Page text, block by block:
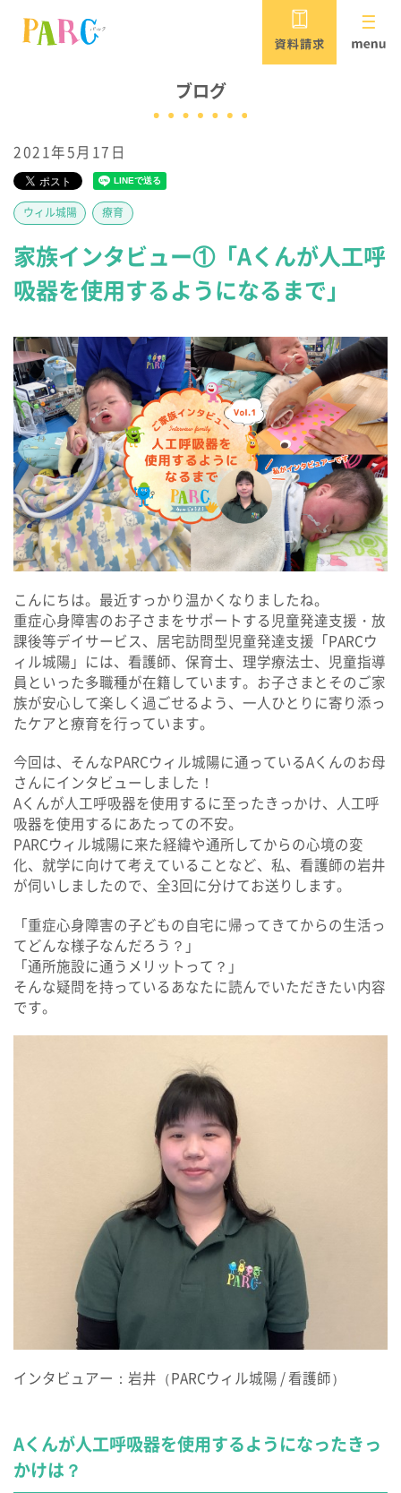
ブログ
2021年5月17日
ウィル城陽 療育
家族インタビュー①「Aくんが人工呼
吸器を使用するようになるまで」
こんにちは。最近すっかり温かくなりましたね。
重症心身障害のお子さまをサポートする児童発達支援・放
課後等デイサービス、居宅訪問型児童発達支援「PARCウ
ィル城陽」には、看護師、保育士、理学療法士、児童指導
員といった多職種が在籍しています。お子さまとそのご家
族が安心して楽しく過ごせるよう、一人ひとりに寄り添っ
たケアと療育を行っています。
今回は、そんなPARCウィル城陽に通っているAくんのお母
さんにインタビューしました！
Aくんが人工呼吸器を使用するに至ったきっかけ、人工呼
吸器を使用するにあたっての不安。
PARCウィル城陽に来た経緯や通所してからの心境の変
化、就学に向けて考えていることなど、私、看護師の岩井
が伺いしましたので、全3回に分けてお送りします。
「重症心身障害の子どもの自宅に帰ってきてからの生活っ
てどんな様子なんだろう？」
「通所施設に通うメリットって？」
そんな疑問を持っているあなたに読んでいただきたい内容
です。
インタビュアー：岩井（PARCウィル城陽 / 看護師）
Aくんが人工呼吸器を使用するようになったきっ
かけは？
児童発達支援・放課後等デイサービス
保育所等訪問支援・居宅訪問型児童発達支援
重症心身障害児対応 /
児童発達支援・放課後等デイサービス
PARCウィルの
短期入所（ショートステイ）施設
パルク ルポ
保育所等訪問支援 /
居宅訪問型児童発達支援
パルク プラス
よくあるご質問
個別相談・見学・体験
資料請求・お問い合わせ
会社案内